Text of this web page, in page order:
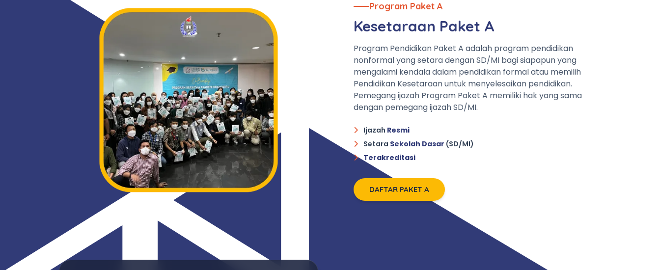
Program Paket A
Kesetaraan Paket A
Program Pendidikan Paket A adalah program pendidikan
nonformal yang setara dengan SD/MI bagi siapapun yang
mengalami kendala dalam pendidikan formal atau memilih
Pendidikan Kesetaraan untuk menyelesaikan pendidikan.
Pemegang ijazah Program Paket A memiliki hak yang sama
dengan pemegang ijazah SD/MI.
Ijazah Resmi
Setara Sekolah Dasar (SD/MI)
Terakreditasi
DAFTAR PAKET A